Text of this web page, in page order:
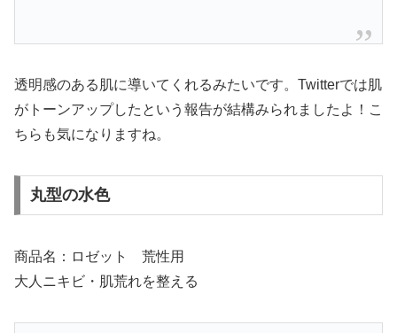
透明感のある肌に導いてくれるみたいです。Twitterでは肌
がトーンアップしたという報告が結構みられましたよ！こ
ちらも気になりますね。
丸型の水色
商品名：ロゼット 荒性用
大人ニキビ・肌荒れを整える